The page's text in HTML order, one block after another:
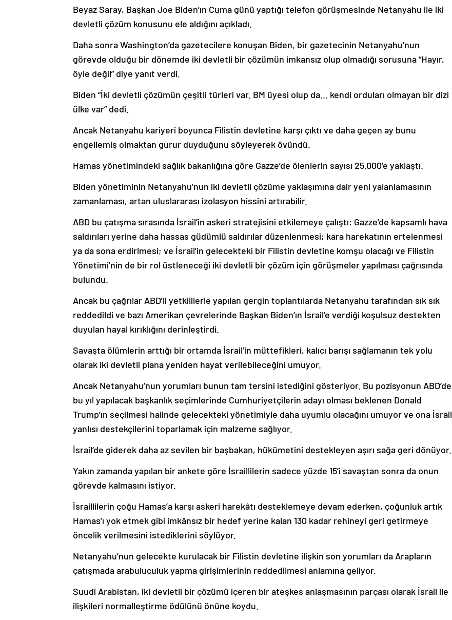
Beyaz Saray, Başkan Joe Biden’ın Cuma günü yaptığı telefon görüşmesinde Netanyahu ile iki
devletli çözüm konusunu ele aldığını açıkladı.
Daha sonra Washington’da gazetecilere konuşan Biden, bir gazetecinin Netanyahu’nun
görevde olduğu bir dönemde iki devletli bir çözümün imkansız olup olmadığı sorusuna “Hayır,
öyle değil” diye yanıt verdi.
Biden “İki devletli çözümün çeşitli türleri var. BM üyesi olup da… kendi orduları olmayan bir dizi
ülke var” dedi.
Ancak Netanyahu kariyeri boyunca Filistin devletine karşı çıktı ve daha geçen ay bunu
engellemiş olmaktan gurur duyduğunu söyleyerek övündü.
Hamas yönetimindeki sağlık bakanlığına göre Gazze’de ölenlerin sayısı 25.000’e yaklaştı.
Biden yönetiminin Netanyahu’nun iki devletli çözüme yaklaşımına dair yeni yalanlamasının
zamanlaması, artan uluslararası izolasyon hissini artırabilir.
ABD bu çatışma sırasında İsrail’in askeri stratejisini etkilemeye çalıştı: Gazze’de kapsamlı hava
saldırıları yerine daha hassas güdümlü saldırılar düzenlenmesi; kara harekatının ertelenmesi
ya da sona erdirlmesi; ve İsrail’in gelecekteki bir Filistin devletine komşu olacağı ve Filistin
Yönetimi’nin de bir rol üstleneceği iki devletli bir çözüm için görüşmeler yapılması çağrısında
bulundu.
Ancak bu çağrılar ABD’li yetkililerle yapılan gergin toplantılarda Netanyahu tarafından sık sık
reddedildi ve bazı Amerikan çevrelerinde Başkan Biden’ın İsrail’e verdiği koşulsuz destekten
duyulan hayal kırıklığını derinleştirdi.
Savaşta ölümlerin arttığı bir ortamda İsrail’in müttefikleri, kalıcı barışı sağlamanın tek yolu
olarak iki devletli plana yeniden hayat verilebileceğini umuyor.
Ancak Netanyahu’nun yorumları bunun tam tersini istediğini gösteriyor. Bu pozisyonun ABD’de
bu yıl yapılacak başkanlık seçimlerinde Cumhuriyetçilerin adayı olması beklenen Donald
Trump’ın seçilmesi halinde gelecekteki yönetimiyle daha uyumlu olacağını umuyor ve ona İsrail
yanlısı destekçilerini toparlamak için malzeme sağlıyor.
İsrail’de giderek daha az sevilen bir başbakan, hükümetini destekleyen aşırı sağa geri dönüyor.
Yakın zamanda yapılan bir ankete göre İsraillilerin sadece yüzde 15’i savaştan sonra da onun
görevde kalmasını istiyor.
İsraillilerin çoğu Hamas’a karşı askeri harekâtı desteklemeye devam ederken, çoğunluk artık
Hamas’ı yok etmek gibi imkânsız bir hedef yerine kalan 130 kadar rehineyi geri getirmeye
öncelik verilmesini istediklerini söylüyor.
Netanyahu’nun gelecekte kurulacak bir Filistin devletine ilişkin son yorumları da Arapların
çatışmada arabuluculuk yapma girişimlerinin reddedilmesi anlamına geliyor.
Suudi Arabistan, iki devletli bir çözümü içeren bir ateşkes anlaşmasının parçası olarak İsrail ile
ilişkileri normalleştirme ödülünü önüne koydu.